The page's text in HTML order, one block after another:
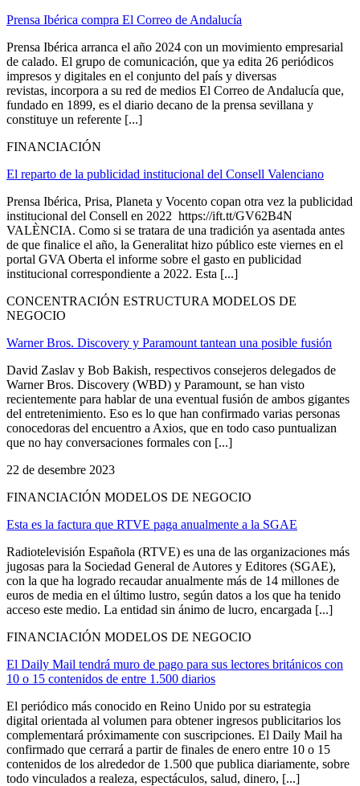
Prensa Ibérica compra El Correo de Andalucía
Prensa Ibérica arranca el año 2024 con un movimiento empresarial
de calado. El grupo de comunicación, que ya edita 26 periódicos
impresos y digitales en el conjunto del país y diversas
revistas, incorpora a su red de medios El Correo de Andalucía que,
fundado en 1899, es el diario decano de la prensa sevillana y
constituye un referente [...]
FINANCIACIÓN
El reparto de la publicidad institucional del Consell Valenciano
Prensa Ibérica, Prisa, Planeta y Vocento copan otra vez la publicidad
institucional del Consell en 2022 https://ift.tt/GV62B4N
VALÈNCIA. Como si se tratara de una tradición ya asentada antes
de que finalice el año, la Generalitat hizo público este viernes en el
portal GVA Oberta el informe sobre el gasto en publicidad
institucional correspondiente a 2022. Esta [...]
CONCENTRACIÓN ESTRUCTURA MODELOS DE
NEGOCIO
Warner Bros. Discovery y Paramount tantean una posible fusión
David Zaslav y Bob Bakish, respectivos consejeros delegados de
Warner Bros. Discovery (WBD) y Paramount, se han visto
recientemente para hablar de una eventual fusión de ambos gigantes
del entretenimiento. Eso es lo que han confirmado varias personas
conocedoras del encuentro a Axios, que en todo caso puntualizan
que no hay conversaciones formales con [...]
22 de desembre 2023
FINANCIACIÓN MODELOS DE NEGOCIO
Esta es la factura que RTVE paga anualmente a la SGAE
Radiotelevisión Española (RTVE) es una de las organizaciones más
jugosas para la Sociedad General de Autores y Editores (SGAE),
con la que ha logrado recaudar anualmente más de 14 millones de
euros de media en el último lustro, según datos a los que ha tenido
acceso este medio. La entidad sin ánimo de lucro, encargada [...]
FINANCIACIÓN MODELOS DE NEGOCIO
El Daily Mail tendrá muro de pago para sus lectores británicos con
10 o 15 contenidos de entre 1.500 diarios
El periódico más conocido en Reino Unido por su estrategia
digital orientada al volumen para obtener ingresos publicitarios los
complementará próximamente con suscripciones. El Daily Mail ha
confirmado que cerrará a partir de finales de enero entre 10 o 15
contenidos de los alrededor de 1.500 que publica diariamente, sobre
todo vinculados a realeza, espectáculos, salud, dinero, [...]